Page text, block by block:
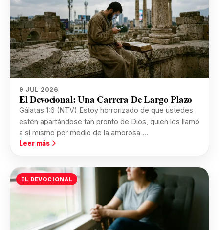
9 JUL 2026
El Devocional: Una Carrera De Largo Plazo
Gálatas 1:6 (NTV) Estoy horrorizado de que ustedes
estén apartándose tan pronto de Dios, quien los llamó
a sí mismo por medio de la amorosa ...
Leer más
EL DEVOCIONAL